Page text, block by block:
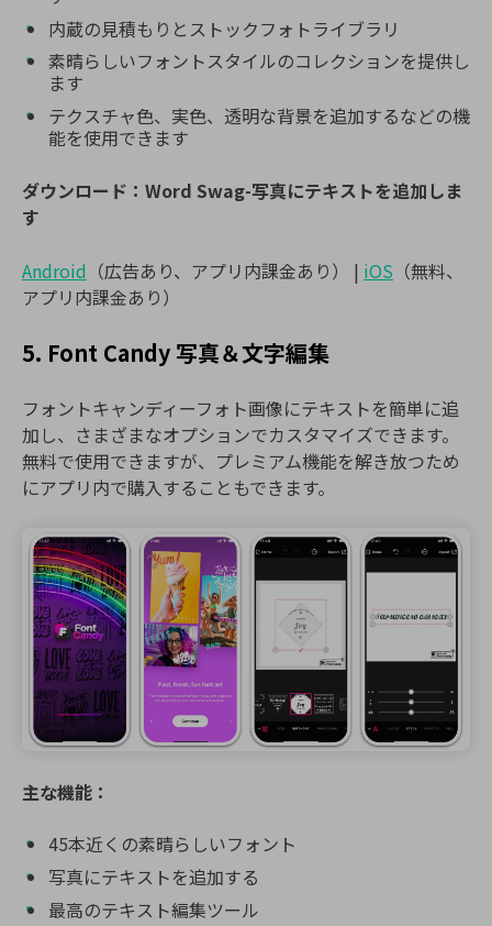
内蔵の見積もりとストックフォトライブラリ
素晴らしいフォントスタイルのコレクションを提供し
ます
テクスチャ色、実色、透明な背景を追加するなどの機
能を使用できます
ダウンロード：Word Swag-写真にテキストを追加しま
す
Android （広告あり、アプリ内課金あり） | iOS （無料、
アプリ内課金あり）
5. Font Candy 写真＆文字編集
フォントキャンディーフォト画像にテキストを簡単に追
加し、さまざまなオプションでカスタマイズできます。
無料で使用できますが、プレミアム機能を解き放つため
にアプリ内で購入することもできます。
主な機能：
45本近くの素晴らしいフォント
写真にテキストを追加する
最高のテキスト編集ツール